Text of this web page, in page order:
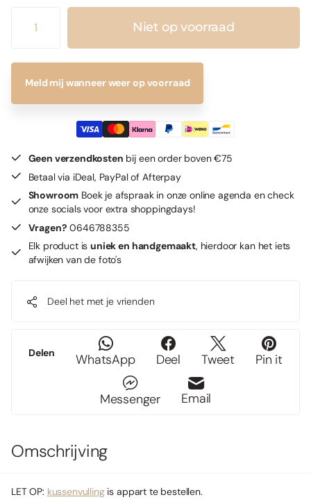
Niet op voorraad
Meld mij wanneer weer op voorraad
Geen verzendkosten bij een order boven €75
Betaal via iDeal, PayPal of Afterpay
Showroom Boek je afspraak in onze online agenda en check
onze socials voor extra shoppingdays!
Vragen? 0646788355
Elk product isuniek en handgemaakt, hierdoor kan het iets
afwijken van de foto's
Deel het met je vrienden
Delen WhatsApp Deel Tweet Pin it
Messenger Email
Omschrijving
LET OP: kussenvullingis appart te bestellen.